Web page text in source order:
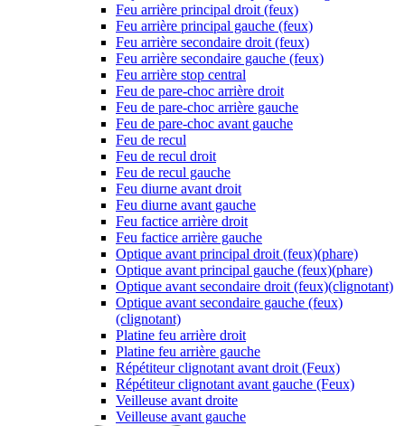
Feu arrière principal droit (feux)
Feu arrière principal gauche (feux)
Feu arrière secondaire droit (feux)
Feu arrière secondaire gauche (feux)
Feu arrière stop central
Feu de pare-choc arrière droit
Feu de pare-choc arrière gauche
Feu de pare-choc avant gauche
Feu de recul
Feu de recul droit
Feu de recul gauche
Feu diurne avant droit
Feu diurne avant gauche
Feu factice arrière droit
Feu factice arrière gauche
Optique avant principal droit (feux)(phare)
Optique avant principal gauche (feux)(phare)
Optique avant secondaire droit (feux)(clignotant)
Optique avant secondaire gauche (feux)
(clignotant)
Platine feu arrière droit
Platine feu arrière gauche
Répétiteur clignotant avant droit (Feux)
Répétiteur clignotant avant gauche (Feux)
Veilleuse avant droite
Veilleuse avant gauche